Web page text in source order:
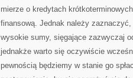
mierze o kredytach
finansową. Jednak należy
wysokie sumy, sięgające zazwyczaj
jednakże warto się oczywiście
pewnością będziemy w stanie go